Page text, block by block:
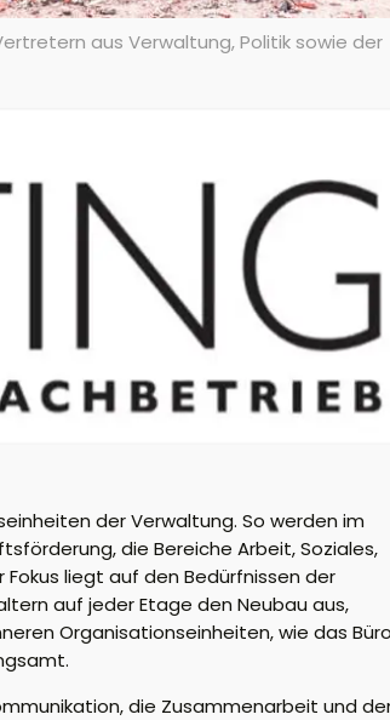
aus Verwaltung, Politik sowie der
der Verwaltung. So werden im
die Bereiche Arbeit, Soziales,
liegt auf den Bedürfnissen der
auf jeder Etage den Neubau aus,
Organisationseinheiten, wie das Büro
die Zusammenarbeit und